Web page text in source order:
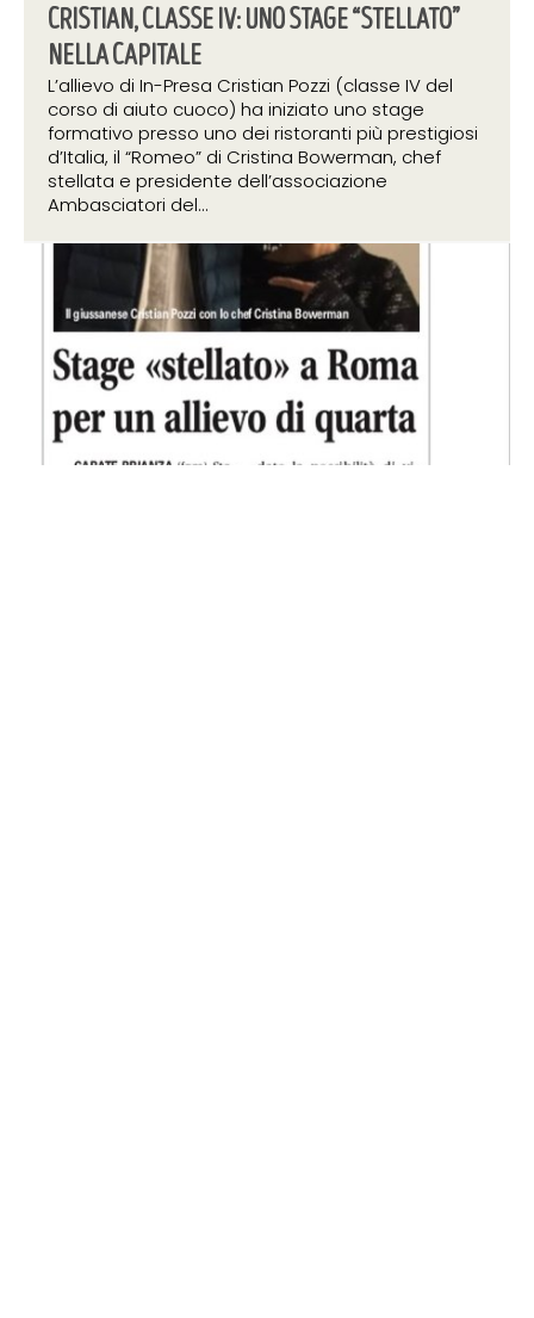
CRISTIAN, CLASSE IV: UNO STAGE “STELLATO”
NELLA CAPITALE
L’allievo di In-Presa Cristian Pozzi (classe IV del
corso di aiuto cuoco) ha iniziato uno stage
formativo presso uno dei ristoranti più prestigiosi
d’Italia, il “Romeo” di Cristina Bowerman, chef
stellata e presidente dell’associazione
Ambasciatori del...